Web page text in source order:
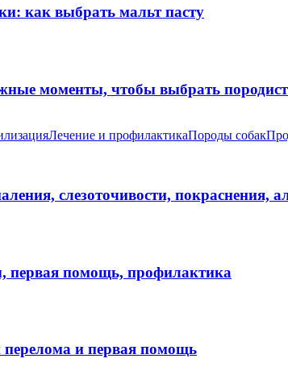
как выбрать мальт пасту
моменты, чтобы выбрать
Лечение и профилактикаПороды собак
слезоточивости, покраснения,
первая помощь, профилактика
и первая помощь